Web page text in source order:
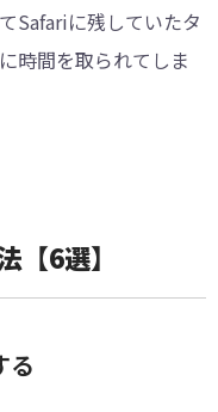
Safariに残していたタ
時間を取られてしま
6選】
る